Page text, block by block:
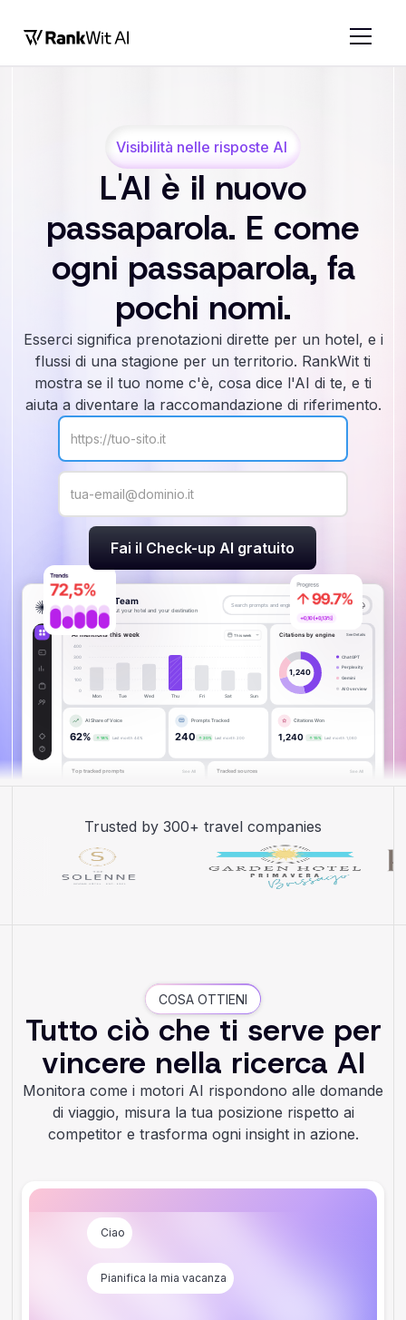
Visibilità nelle risposte AI
L'AI è il nuovo
passaparola. E come
ogni passaparola, fa
pochi nomi.
Esserci significa prenotazioni dirette per un hotel, e i
flussi di una stagione per un territorio. RankWit ti
mostra se il tuo nome c'è, cosa dice l'AI di te, e ti
aiuta a diventare la raccomandazione di riferimento.
Trusted by 300+ travel companies
COSA OTTIENI
Tutto ciò che ti serve per
vincere nella ricerca AI
Monitora come i motori AI rispondono alle domande
di viaggio, misura la tua posizione rispetto ai
competitor e trasforma ogni insight in azione.
Ciao
Pianifica la mia vacanza